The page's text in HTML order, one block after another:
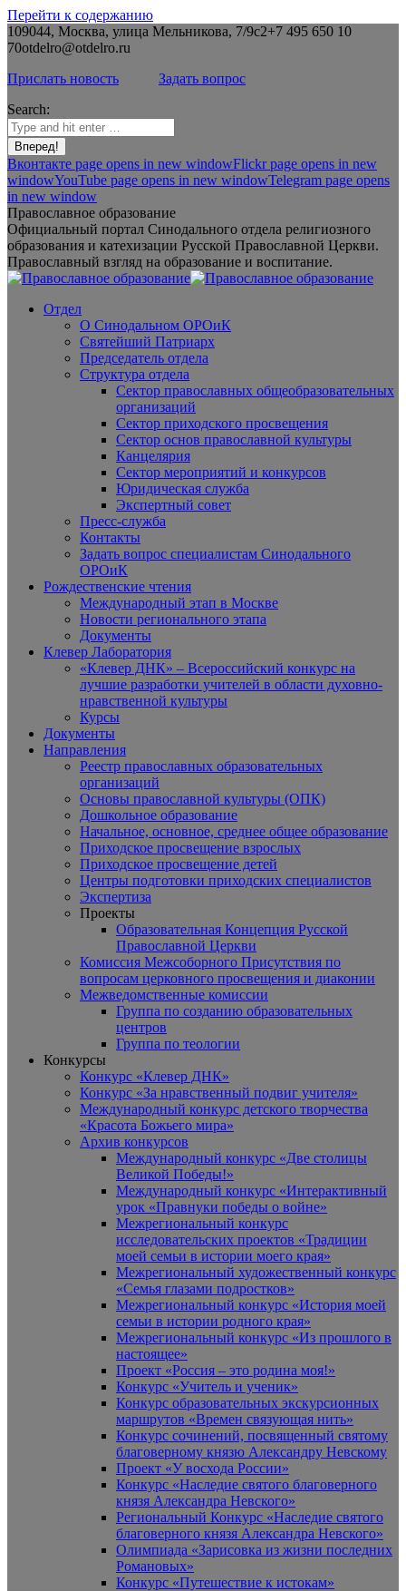
Перейти к содержанию
109044, Москва, улица Мельникова, 7/9с2+7 495 650 10
70otdelro@otdelro.ru
Прислать новость
Задать вопрос
Search:
Вконтакте page opens in new windowFlickr page opens in new
windowYouTube page opens in new windowTelegram page opens
in new window
Православное образование
Официальный портал Синодального отдела религиозного
образования и катехизации Русской Православной Церкви.
Православный взгляд на образование и воспитание.
Отдел
О Синодальном ОРОиК
Святейший Патриарх
Председатель отдела
Структура отдела
Сектор православных общеобразовательных
организаций
Сектор приходского просвещения
Сектор основ православной культуры
Канцелярия
Сектор мероприятий и конкурсов
Юридическая служба
Экспертный совет
Пресс-служба
Контакты
Задать вопрос специалистам Синодального
ОРОиК
Рождественские чтения
Международный этап в Москве
Новости регионального этапа
Документы
Клевер Лаборатория
«Клевер ДНК» – Всероссийский конкурс на
лучшие разработки учителей в области духовно-
нравственной культуры
Курсы
Документы
Направления
Реестр православных образовательных
организаций
Основы православной культуры (ОПК)
Дошкольное образование
Начальное, основное, среднее общее образование
Приходское просвещение взрослых
Приходское просвещение детей
Центры подготовки приходских специалистов
Экспертиза
Проекты
Образовательная Концепция Русской
Православной Церкви
Комиссия Межсоборного Присутствия по
вопросам церковного просвещения и диаконии
Межведомственные комиссии
Группа по созданию образовательных
центров
Группа по теологии
Конкурсы
Конкурс «Клевер ДНК»
Конкурс «За нравственный подвиг учителя»
Международный конкурс детского творчества
«Красота Божьего мира»
Архив конкурсов
Международный конкурс «Две столицы
Великой Победы!»
Международный конкурс «Интерактивный
урок «Правнуки победы о войне»
Межрегиональный конкурс
исследовательских проектов «Традиции
моей семьи в истории моего края»
Межрегиональный художественный конкурс
«Семья глазами подростков»
Межрегиональный конкурс «История моей
семьи в истории родного края»
Межрегиональный конкурс «Из прошлого в
настоящее»
Проект «Россия – это родина моя!»
Конкурс «Учитель и ученик»
Конкурс образовательных экскурсионных
маршрутов «Времен связующая нить»
Конкурс сочинений, посвященный святому
благоверному князю Александру Невскому
Проект «У восхода России»
Конкурс «Наследие святого благоверного
князя Александра Невского»
Региональный Конкурс «Наследие святого
благоверного князя Александра Невского»
Олимпиада «Зарисовка из жизни последних
Романовых»
Конкурс «Путешествие к истокам»